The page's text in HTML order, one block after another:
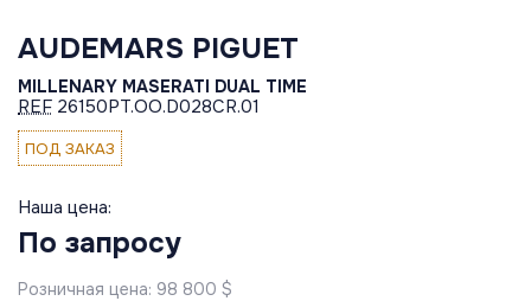
AUDEMARS PIGUET
MILLENARY MASERATI DUAL TIME
REF 26150PT.OO.D028CR.01
ПОД ЗАКАЗ
Наша цена:
По запросу
Розничная цена: 98 800 $